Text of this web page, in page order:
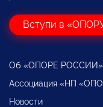
Вступи в
Об «ОПОРЕ РОССИИ»
Ассоциация «НП
Новости